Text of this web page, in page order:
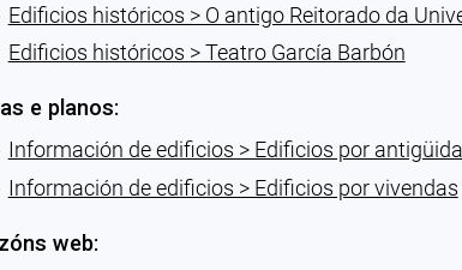
Edificios históricos > O antigo Reitorado da
Edificios históricos > Teatro García Barbón
e planos:
Información de edificios > Edificios por
Información de edificios > Edificios por vivendas
web: